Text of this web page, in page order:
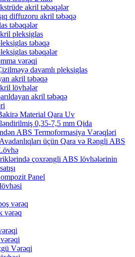
akril təbəqələr
diffuzoru akril təbəqə
təbəqələr
pleksiglas
təbəqə
təbəqələr
vərəqi
davamlı pleksiglas
akril təbəqə
lövhələr
akril təbəqə
Material Qara Uv
0,35-7,5 mm Qida
ABS Termoformasiya Vərəqləri
üçün Qara və Rəngli ABS
çoxrəngli ABS lövhələrinin
Panel
vərəq
vərəq
Vərəqi